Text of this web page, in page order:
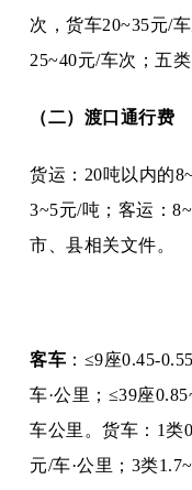
次，货车20~35元/
25~40元/车次；五
（二）渡口通行费
货运： 20吨以内的
3~5元/吨；客运：
市、县相关文件。
客车 ： ≤9座0.45-
车·公里；≤39座
车公里。货车：1类
元/车·公里；3类